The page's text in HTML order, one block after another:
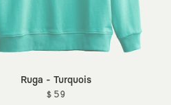
Ruga - Turquois
$ 59